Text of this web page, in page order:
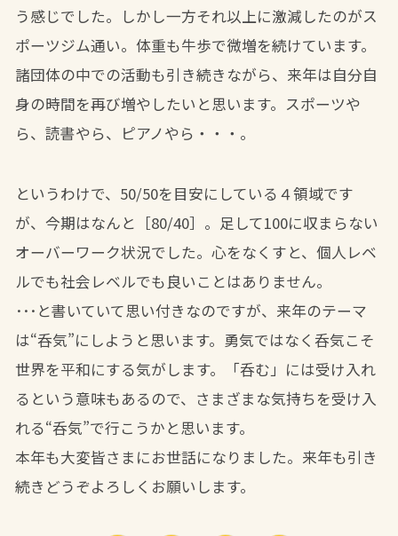
う感じでした。しかし一方それ以上に激減したのがス
ポーツジム通い。体重も牛歩で微増を続けています。
諸団体の中での活動も引き続きながら、来年は自分自
身の時間を再び増やしたいと思います。スポーツや
ら、読書やら、ピアノやら・・・。
というわけで、50/50を目安にしている４領域です
が、今期はなんと［80/40］。足して100に収まらない
オーバーワーク状況でした。心をなくすと、個人レベ
ルでも社会レベルでも良いことはありません。
･･･と書いていて思い付きなのですが、来年のテーマ
は“呑気”にしようと思います。勇気ではなく呑気こそ
世界を平和にする気がします。「呑む」には受け入れ
るという意味もあるので、さまざまな気持ちを受け入
れる“呑気”で行こうかと思います。
本年も大変皆さまにお世話になりました。来年も引き
続きどうぞよろしくお願いします。